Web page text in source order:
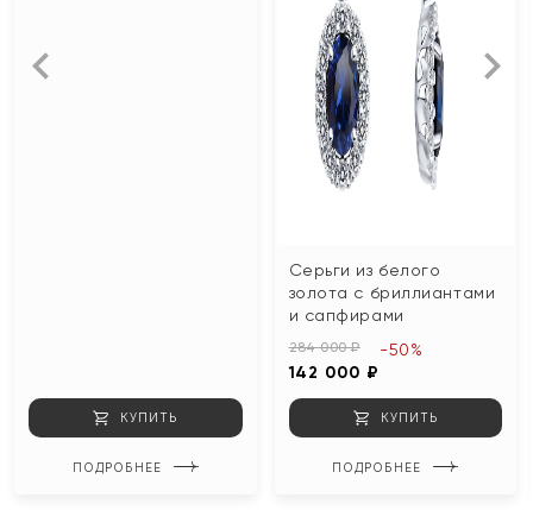
КУПИТЬ
ПОДРОБНЕЕ
Серьги из белого
золота с бриллиантами
и сапфирами
284 000 ₽
142 000 ₽
-50%
КУПИТЬ
ПОДРОБНЕЕ